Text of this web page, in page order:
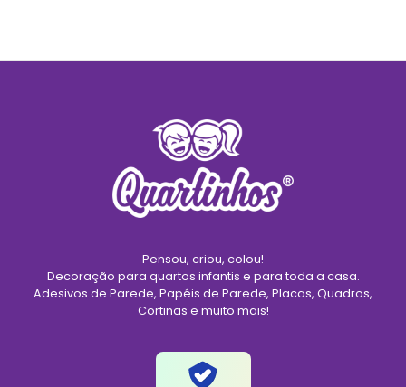
Pensou, criou, colou!
Decoração para quartos infantis e para toda a casa.
Adesivos de Parede, Papéis de Parede, Placas, Quadros,
Cortinas e muito mais!